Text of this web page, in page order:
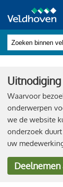
Waarvoor
onderwerpen
we de website
onderzoek
uw
Deelnemen